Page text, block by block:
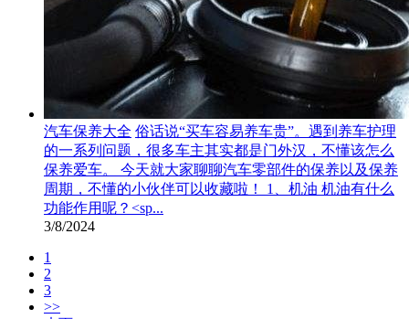
汽车保养大全 俗话说“买车容易养车贵”。遇到养车护理
的一系列问题，很多车主其实都是门外汉，不懂该怎么
保养爱车。 今天就大家聊聊汽车零部件的保养以及保养
周期，不懂的小伙伴可以收藏啦！ 1、机油 机油有什么
功能作用呢？<sp...
3/8/2024
1
2
3
>>